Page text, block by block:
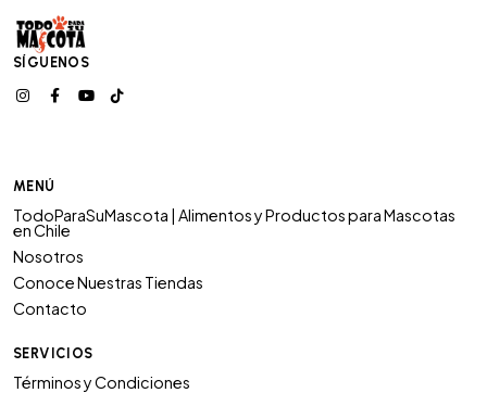
SÍGUENOS
MENÚ
TodoParaSuMascota | Alimentos y Productos para Mascotas
en Chile
Nosotros
Conoce Nuestras Tiendas
Contacto
SERVICIOS
Términos y Condiciones